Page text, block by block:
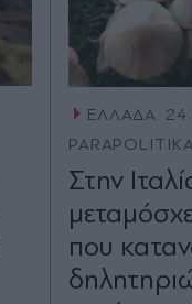
ΕΛΛΑΔΑ
Στην
που